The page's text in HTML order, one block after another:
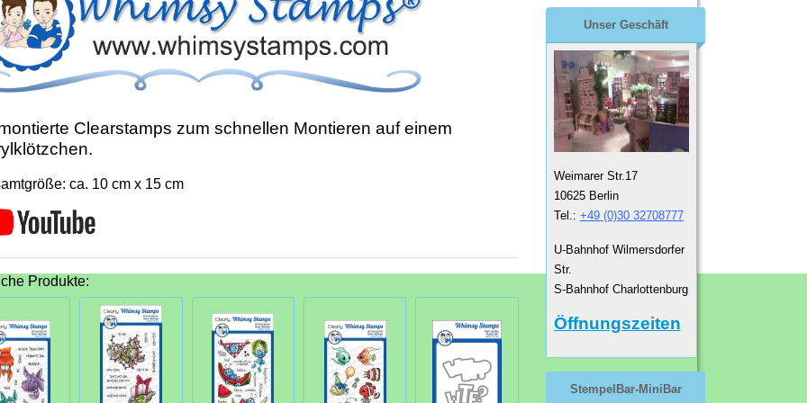
Clearstamps zum schnellen Montieren auf einem
ca. 10 cm x 15 cm
Produkte:
Unser Geschäft
Weimarer Str.17
10625 Berlin
Tel.: +49 (0)30 32708777
U-Bahnhof Wilmersdorfer
Str.
S-Bahnhof Charlottenburg
Öffnungszeiten
StempelBar-MiniBar